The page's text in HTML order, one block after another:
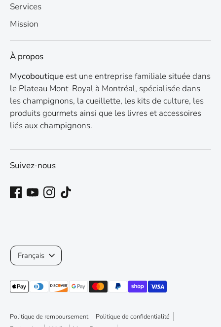
Services
Mission
À propos
Mycoboutiqueest une entreprise familiale située dans
le Plateau Mont-Royal à Montréal, spécialisée dans
les champignons, la cueillette, les kits de culture, les
produits gourmets ainsi que les livres et accessoires
liés aux champignons.
Suivez-nous
Politique de remboursement
Politique de confidentialité
Langue
Français
Méthodes
acceptées